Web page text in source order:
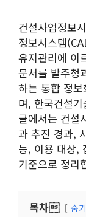
건설사업정보
정보시스템
유지관리에 이
문서를 발주청
하는 통합 정
며, 한국건설
글에서는 건설
과 추진 경과,
능, 이용 대상,
기준으로 정리
목차 숨